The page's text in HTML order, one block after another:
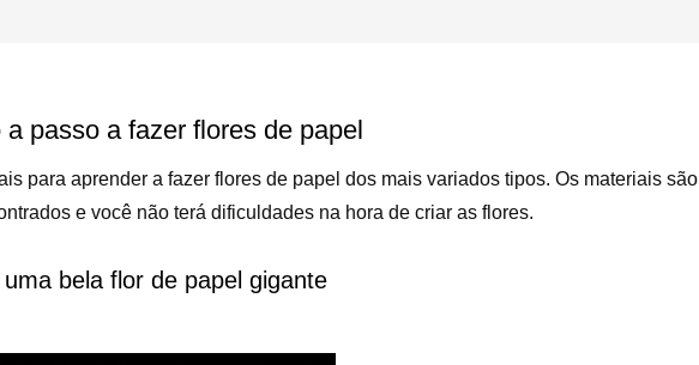
passo a fazer flores de papel
para aprender a fazer flores de papel dos mais variados tipos. Os materiais são
e você não terá dificuldades na hora de criar as flores.
bela flor de papel gigante